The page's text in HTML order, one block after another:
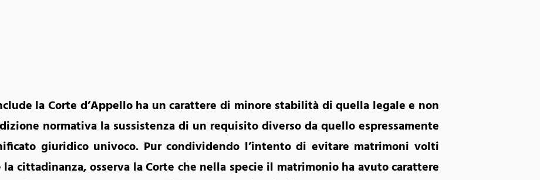
la Corte d’Appello ha un carattere di minore stabilità di quella legale e non
normativa la sussistenza di un requisito diverso da quello espressamente
giuridico univoco. Pur condividendo l’intento di evitare matrimoni volti
cittadinanza, osserva la Corte che nella specie il matrimonio ha avuto carattere